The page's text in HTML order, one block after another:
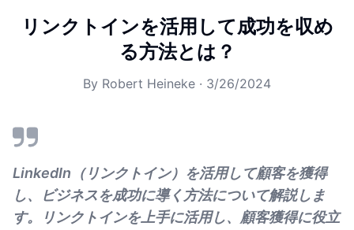
リンクトインを活用して成功を収め
る方法とは？
By Robert Heineke · 3/26/2024
LinkedIn（リンクトイン）を活用して顧客を獲得
し、ビジネスを成功に導く方法について解説しま
す。リンクトインを上手に活用し、顧客獲得に役立